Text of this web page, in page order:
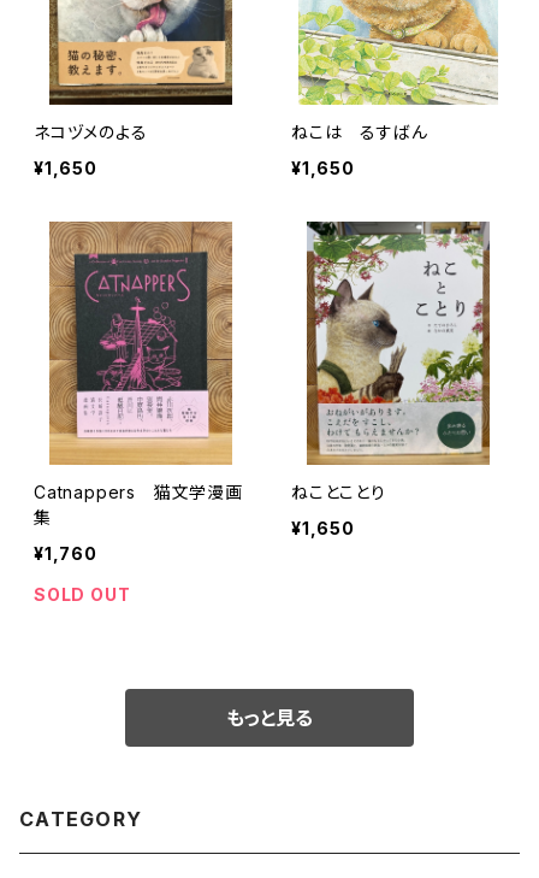
ネコヅメのよる
¥1,650
ねこは るすばん
¥1,650
Catnappers 猫文学漫画
集
¥1,760
SOLD OUT
ねことことり
¥1,650
もっと見る
CATEGORY